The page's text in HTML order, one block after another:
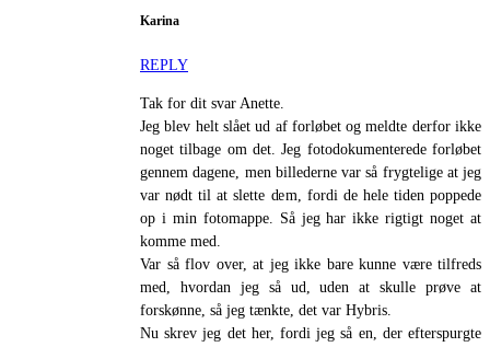
Karina
REPLY
Tak for dit svar Anette.
Jeg blev helt slået ud af forløbet og meldte derfor ikke
noget tilbage om det. Jeg fotodokumenterede forløbet
gennem dagene, men billederne var så frygtelige at jeg
var nødt til at slette dem, fordi de hele tiden poppede
op i min fotomappe. Så jeg har ikke rigtigt noget at
komme med.
Var så flov over, at jeg ikke bare kunne være tilfreds
med, hvordan jeg så ud, uden at skulle prøve at
forskønne, så jeg tænkte, det var Hybris.
Nu skrev jeg det her, fordi jeg så en, der efterspurgte